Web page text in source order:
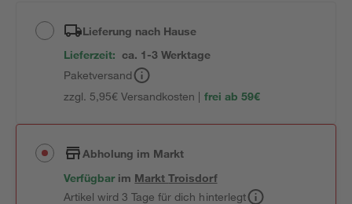
Lieferung nach Hause
Lieferzeit: ca. 1-3 Werktage
Paketversand
zzgl. 5,95€ Versandkosten | frei ab 59€
Abholung im Markt
Verfügbar im MarktTroisdorf
Artikel wird 3 Tage für dich hinterlegt